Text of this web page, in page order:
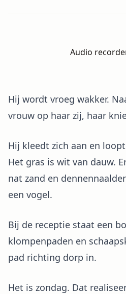
Audio
Hij wordt vroeg wakker.
vrouw op haar zij, haar
Hij kleedt zich aan en
Het gras is wit van dauw.
nat zand en
een vogel.
Bij de receptie staat een
klompenpaden en
pad richting dorp in.
Het is zondag. Dat